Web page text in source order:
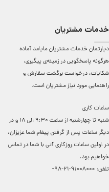
خدمات مشتریان
دپارتمان خدمات مشتریان مایامد آماده
هرگونه پاسخگویی در زمینه‌ی پیگیری،
شکایات، درخواست برگشت سفارش و
راهنمایی مورد نیاز مشتریان است.
ساعات کاری
شنبه تا چهارشنبه از ساعت 9:30 الی 18 و در
دیگر ساعات ‌پس از گرفتن پیغام شما عزیزان،
در اولین ساعات روزکاری آتی با شما در تماس
خواهیم بود.
تلفن: 91008000-21-98+